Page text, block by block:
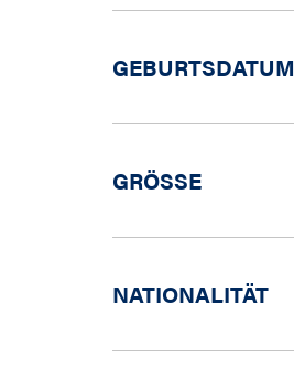
GEBURTSDATUM
GRÖSSE
NATIONALITÄT